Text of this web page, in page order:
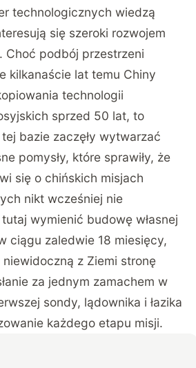
technologicznych wiedzą
się szeroki rozwojem
Choć podbój przestrzeni
kilkanaście lat temu Chiny
technologii
sprzed 50 lat, to
bazie zaczęły wytwarzać
pomysły, które sprawiły, że
się o chińskich misjach
nikt wcześniej nie
tutaj wymienić budowę własnej
ciągu zaledwie 18 miesięcy,
niewidoczną z Ziemi stronę
za jednym zamachem w
sondy, lądownika i łazika
każdego etapu misji.